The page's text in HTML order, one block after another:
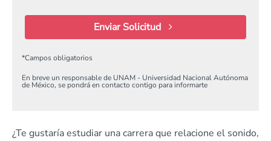
Enviar Solicitud
*Campos obligatorios
En breve un responsable de UNAM - Universidad Nacional Autónoma
de México, se pondrá en contacto contigo para informarte
¿Te gustaría estudiar una carrera que relacione el sonido,